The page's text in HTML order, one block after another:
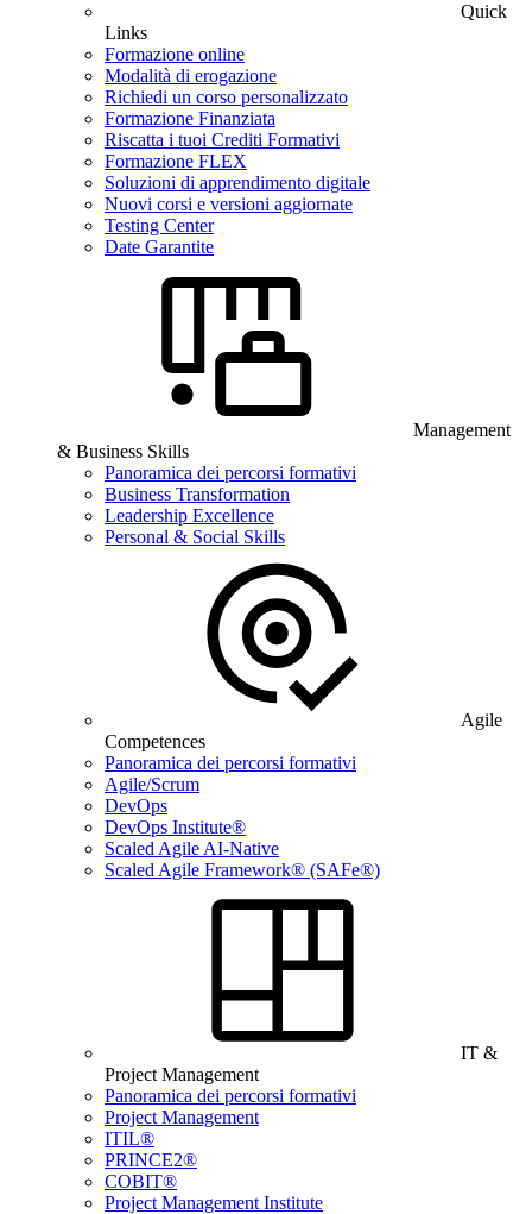
Quick
Links
Formazione online
Modalità di erogazione
Richiedi un corso personalizzato
Formazione Finanziata
Riscatta i tuoi Crediti Formativi
Formazione FLEX
Soluzioni di apprendimento digitale
Nuovi corsi e versioni aggiornate
Testing Center
Date Garantite
Management
& Business Skills
Panoramica dei percorsi formativi
Business Transformation
Leadership Excellence
Personal & Social Skills
Agile
Competences
Panoramica dei percorsi formativi
Agile/Scrum
DevOps
DevOps Institute®
Scaled Agile AI-Native
Scaled Agile Framework® (SAFe®)
IT &
Project Management
Panoramica dei percorsi formativi
Project Management
ITIL®
PRINCE2®
COBIT®
Project Management Institute